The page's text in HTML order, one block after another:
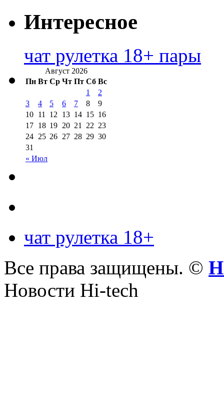
Интересное
чат рулетка 18+ пары
Август 2026
Пн Вт Ср Чт Пт Сб Вс
« Июл
1
2
3
4 5 6 7 8
9
10 11 12 13 14 15 16
17 18 19 20 21 22 23
24 25 26 27 28 29 30
31
чат рулетка 18+
Все права защищены. ©
Новости Hi-tech